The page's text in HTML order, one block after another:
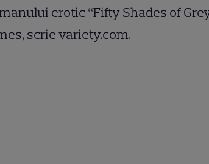
erotic “Fifty Shades of
scrie variety.com.